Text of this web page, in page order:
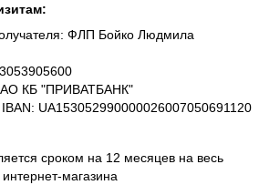
ФЛП Бойко Людмила
АО КБ "ПРИВАТБАНК"
UA153052990000026007050691120
сроком на 12 месяцев на весь
магазина